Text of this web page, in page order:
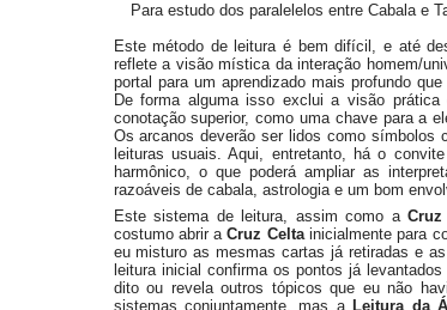
Para estudo dos paralelelos entre Cabala e
Este método de leitura é bem difícil, e até
reflete a visão mística da interação homem/
portal para um aprendizado mais profundo
De forma alguma isso exclui a visão
conotação superior, como uma chave para a
Os arcanos deverão ser lidos como símbolos
leituras usuais. Aqui, entretanto, há o
harmônico, o que poderá ampliar as
razoáveis de cabala, astrologia e um bom
Este sistema de leitura, assim como aCruz
costumo abrir aCruz Celtainicialmente para
eu misturo as mesmas cartas já retiradas e
leitura inicial confirma os pontos já
dito ou revela outros tópicos que eu não
sistemas conjuntamente, mas a Leitura da